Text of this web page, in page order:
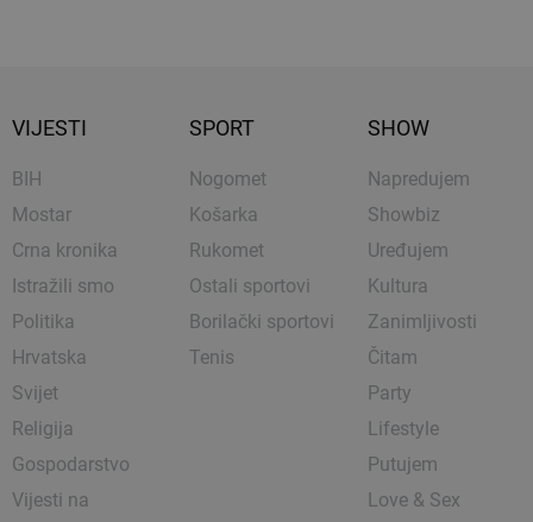
VIJESTI
BIH
Mostar
Crna kronika
Istražili smo
Politika
Hrvatska
Svijet
Religija
Gospodarstvo
Vijesti na
SPORT
Nogomet
Košarka
Rukomet
Ostali sportovi
Borilački sportovi
Tenis
SHOW
Napredujem
Showbiz
Uređujem
Kultura
Zanimljivosti
Čitam
Party
Lifestyle
Putujem
Love & Sex